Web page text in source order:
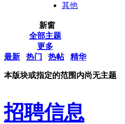
其他
新窗
全部主题
更多
最新
热门 热帖 精华
本版块或指定的范围内尚无主题
招聘信息